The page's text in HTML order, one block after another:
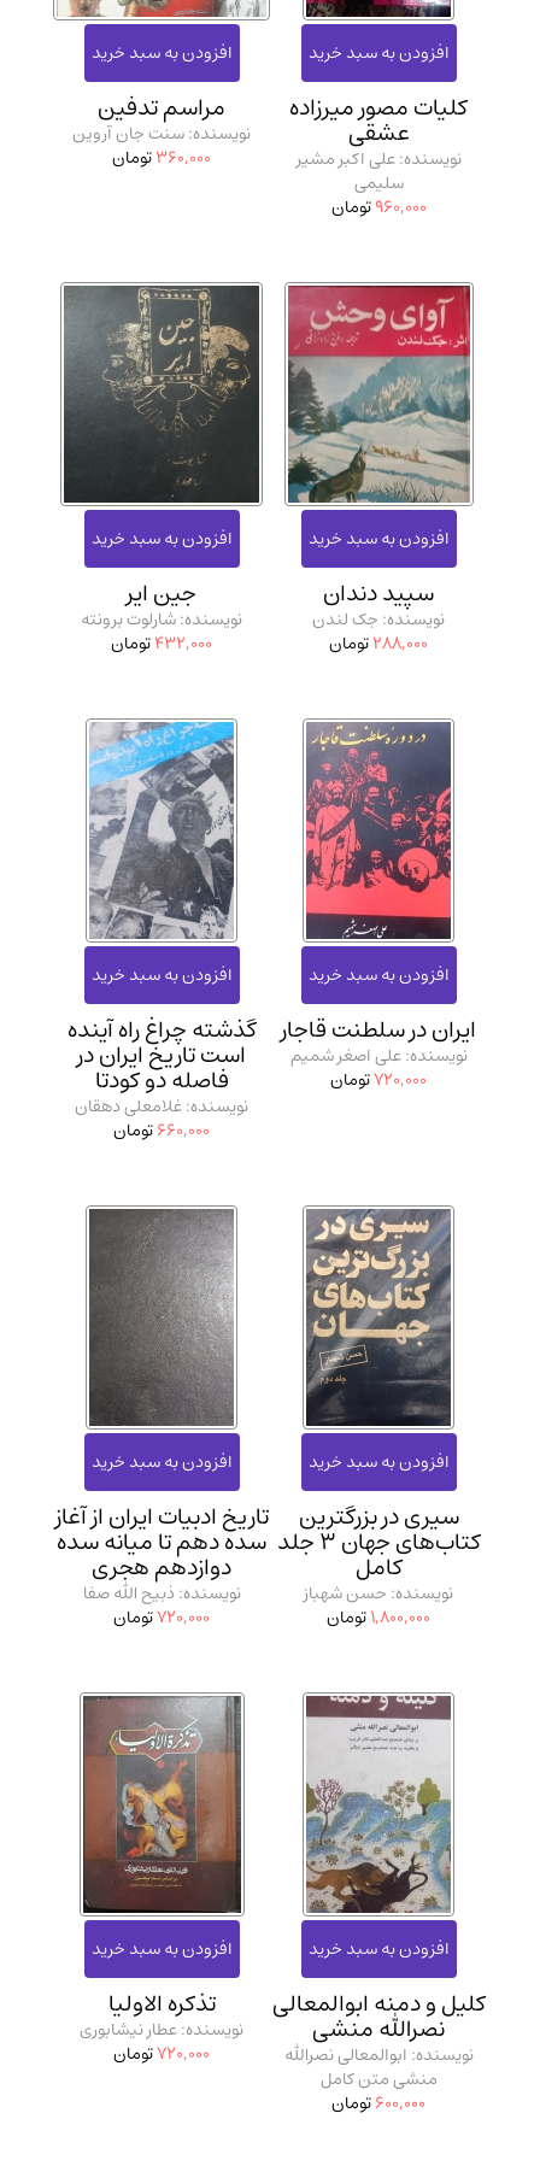
مدرسان شریف و انتشارت ارشد کتاب‌های..(2)
دانشگاه پیامـ نور(10)
کلیات مصور میرزاده
عشقی
نویسنده: علی اکبر مشیر
سلیمی
960,000تومان
مراسم تدفین
نویسنده: سنت جان آروین
360,000تومان
سپید دندان
نویسنده: جک لندن
288,000تومان
جین ایر
نویسنده: شارلوت برونته
432,000تومان
ایران در سلطنت قاجار
نویسنده: علی اصغر شمیم
720,000تومان
گذشته چراغ راه آینده
است تاریخ ایران در
فاصله دو کودتا
نویسنده: غلامعلی دهقان
660,000تومان
سیری در بزرگترین
کتاب‌های جهان 3 جلد
کامل
نویسنده: حسن شهباز
1,800,000تومان
تاریخ ادبیات ایران از آغاز
سده دهم تا میانه سده
دوازدهم هجری
نویسنده: ذبیح الله صفا
720,000تومان
کلیل و دمنه ابوالمعالی
نصرالله منشی
نویسنده: ابوالمعالی نصرالله
منشی متن کامل
600,000تومان
تذکره الاولیا
نویسنده: عطار نیشابوری
720,000تومان